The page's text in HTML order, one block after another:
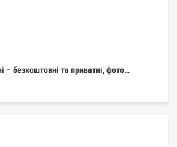
– безкоштовні та приватні, фото…